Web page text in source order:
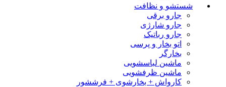
شستشو و نظافت
جارو برقی
جارو شارژی
جارو رباتیک
اتو بخار و پرسی
بخارگر
ماشین لباسشویی
ماشین ظرفشویی
کارواش + بخارشوی + فرششور